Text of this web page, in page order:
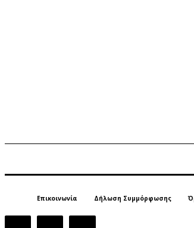
Επικοινωνία Δήλωση Συμμόρφωσης